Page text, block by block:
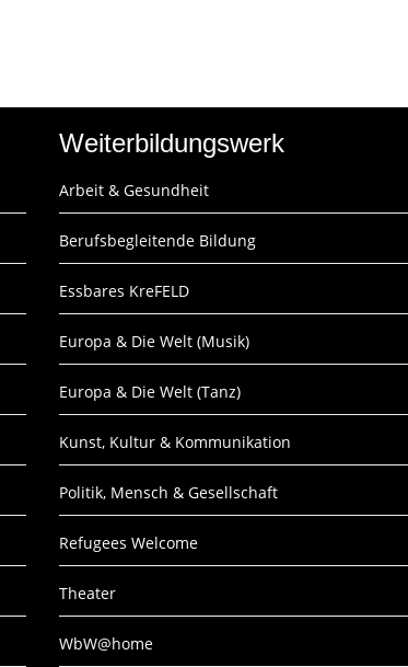
Weiterbildungswerk
Arbeit & Gesundheit
Berufsbegleitende Bildung
Essbares KreFELD
Europa & Die Welt (Musik)
Europa & Die Welt (Tanz)
Kunst, Kultur & Kommunikation
Politik, Mensch & Gesellschaft
Refugees Welcome
Theater
WbW@home